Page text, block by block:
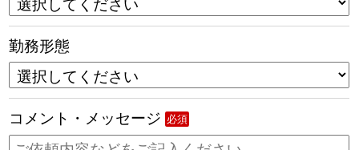
勤務形態
コメント・メッセージ 必須